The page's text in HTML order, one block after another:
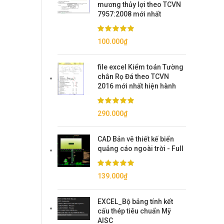
mương thủy lợi theo TCVN
7957:2008 mới nhất
100.000₫
file excel Kiểm toán Tường
chắn Rọ Đá theo TCVN
2016 mới nhất hiện hành
290.000₫
CAD Bản vẽ thiết kế biển
quảng cáo ngoài trời - Full
139.000₫
EXCEL_Bộ bảng tính kết
cấu thép tiêu chuẩn Mỹ
AISC